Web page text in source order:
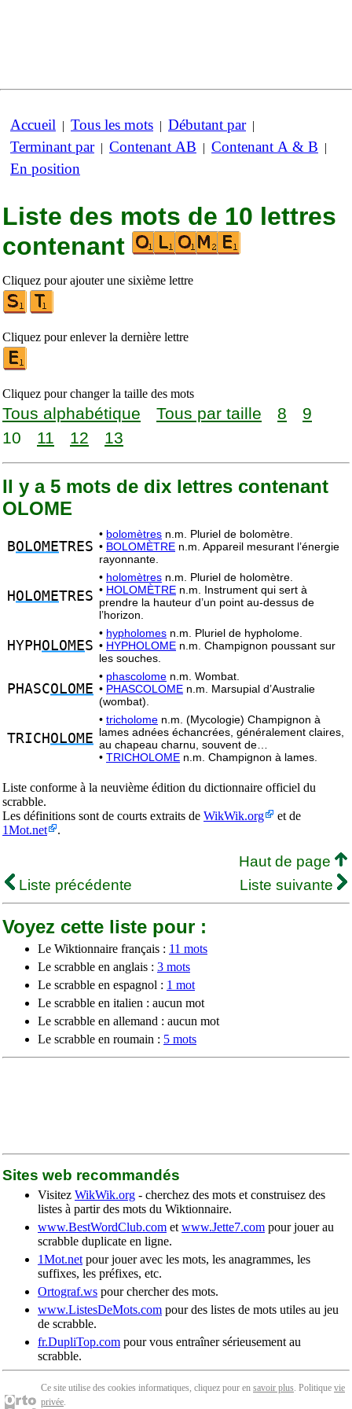
Accueil | Tous les mots | Débutant par|
Terminant par| Contenant AB | Contenant A & B |
En position
Liste des mots de 10 lettres
contenant
Cliquez pour ajouter une sixième lettre
Cliquez pour enlever la dernière lettre
Cliquez pour changer la taille des mots
Tous alphabétique Tous par taille 8
9
10
11 12 13
Il y a 5 mots de dix lettres contenant
OLOME
BOLOMETRES
• bolomètres n.m. Pluriel de bolomètre.
• BOLOMÈTRE n.m. Appareil mesurant l’énergie
rayonnante.
H OLOMETRES
• holomètres n.m. Pluriel de holomètre.
• HOLOMÈTRE n.m. Instrument qui sert à
prendre la hauteur d’un point au-dessus de
l’horizon.
HYPH OLOMES
• hypholomes n.m. Pluriel de hypholome.
• HYPHOLOME n.m. Champignon poussant sur
les souches.
PHASCOLOME
• phascolome n.m. Wombat.
• PHASCOLOME n.m. Marsupial d’Australie
(wombat).
TRICH OLOME
• tricholome n.m. (Mycologie) Champignon à
lames adnées échancrées, généralement claires,
au chapeau charnu, souvent de…
• TRICHOLOME n.m. Champignon à lames.
Liste conforme à la neuvième édition du dictionnaire officiel du
scrabble.
Les définitions sont de courts extraits de WikWik.org
et de
1Mot.net
.
Haut de page
Liste précédente
Liste suivante
Voyez cette liste pour :
Le Wiktionnaire français : 11 mots
Le scrabble en anglais : 3 mots
Le scrabble en espagnol : 1 mot
Le scrabble en italien : aucun mot
Le scrabble en allemand : aucun mot
Le scrabble en roumain : 5 mots
Sites web recommandés
Visitez WikWik.org - cherchez des mots et construisez des
listes à partir des mots du Wiktionnaire.
www.BestWordClub.com et www.Jette7.com pour jouer au
scrabble duplicate en ligne.
1Mot.net pour jouer avec les mots, les anagrammes, les
suffixes, les préfixes, etc.
Ortograf.ws pour chercher des mots.
www.ListesDeMots.com pour des listes de mots utiles au jeu
de scrabble.
fr.DupliTop.com pour vous entraîner sérieusement au
scrabble.
Ce site utilise des cookies informatiques, cliquez pour en savoir plus. Politique vie
privée.